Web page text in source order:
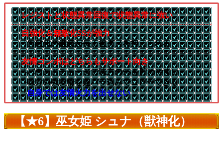
レジストと状態異常回復で状態異常に強い
自強化＆無敵化SSが強力
└無敵化の継続が長く被ダメを抑えられる
友情コンボはどちらもサポート向き
└バウンドチャージで味方のSSを貯めやすい
└味方の強友情を超バラ込みでコピーできる
└自身では友情火力を出せない
【★6】巫女姫 シュナ（獣神化）